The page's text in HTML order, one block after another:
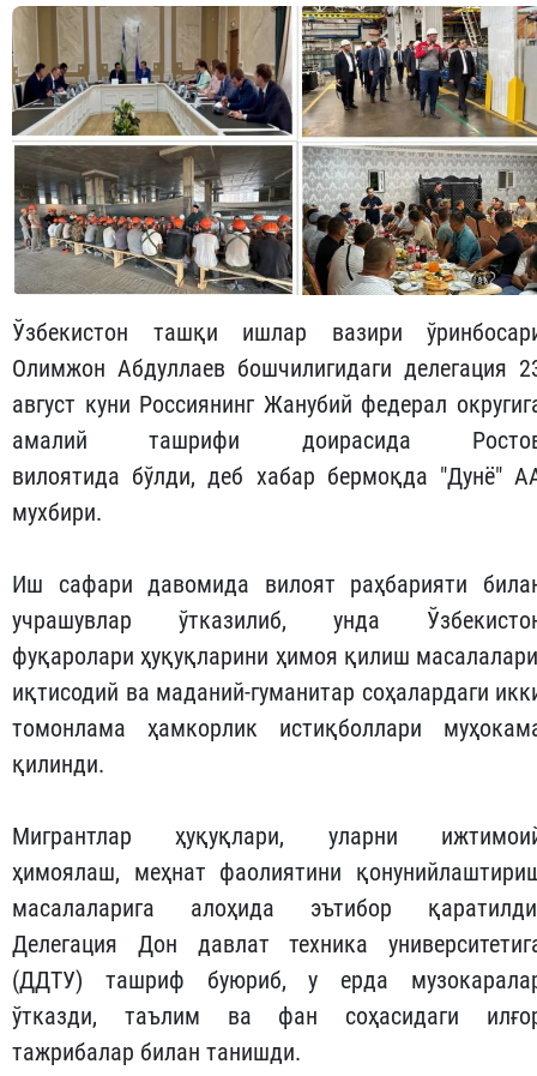
Ўзбекистон ташқи ишлар вазири
Олимжон Абдуллаев бошчилигидаги делегация
август куни Россиянинг Жанубий федерал
амалий ташрифи доирасида
вилоятида бўлди, деб хабар бермоқда "Дунё"
мухбири.
Иш сафари давомида вилоят раҳбарияти
учрашувлар ўтказилиб, унда
фуқаролари ҳуқуқларини ҳимоя қилиш
иқтисодий ва маданий-гуманитар соҳалардаги
томонлама ҳамкорлик истиқболлари
қилинди.
Мигрантлар ҳуқуқлари, уларни
ҳимоялаш, меҳнат фаолиятини
масалаларига алоҳида эътибор
Делегация Дон давлат техника
(ДДТУ) ташриф буюриб, у ерда
ўтказди, таълим ва фан соҳасидаги
тажрибалар билан танишди.